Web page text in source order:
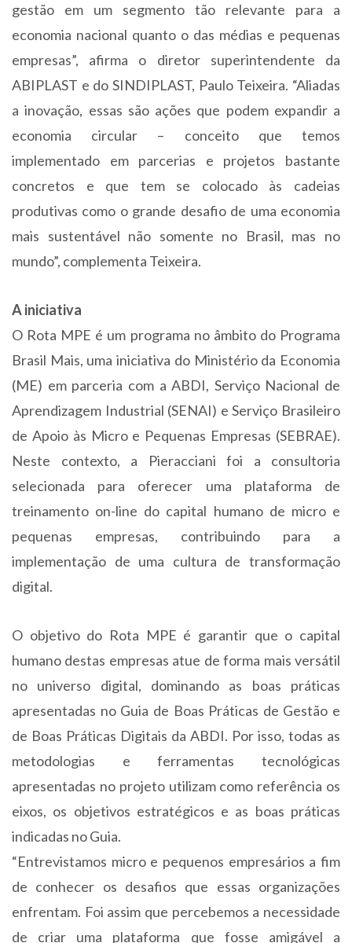
gestão em um segmento tão relevante para a
economia nacional quanto o das médias e pequenas
empresas”, afirma o diretor superintendente da
ABIPLAST e do SINDIPLAST, Paulo Teixeira. “Aliadas
a inovação, essas são ações que podem expandir a
economia circular – conceito que temos
implementado em parcerias e projetos bastante
concretos e que tem se colocado às cadeias
produtivas como o grande desafio de uma economia
mais sustentável não somente no Brasil, mas no
mundo”, complementa Teixeira.
A iniciativa
O Rota MPE é um programa no âmbito do Programa
Brasil Mais, uma iniciativa do Ministério da Economia
(ME) em parceria com a ABDI, Serviço Nacional de
Aprendizagem Industrial (SENAI) e Serviço Brasileiro
de Apoio às Micro e Pequenas Empresas (SEBRAE).
Neste contexto, a Pieracciani foi a consultoria
selecionada para oferecer uma plataforma de
treinamento on-line do capital humano de micro e
pequenas empresas, contribuindo para a
implementação de uma cultura de transformação
digital.
O objetivo do Rota MPE é garantir que o capital
humano destas empresas atue de forma mais versátil
no universo digital, dominando as boas práticas
apresentadas no Guia de Boas Práticas de Gestão e
de Boas Práticas Digitais da ABDI. Por isso, todas as
metodologias e ferramentas tecnológicas
apresentadas no projeto utilizam como referência os
eixos, os objetivos estratégicos e as boas práticas
indicadas no Guia.
“Entrevistamos micro e pequenos empresários a fim
de conhecer os desafios que essas organizações
enfrentam. Foi assim que percebemos a necessidade
de criar uma plataforma que fosse amigável a